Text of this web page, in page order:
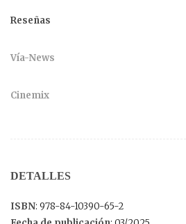
Reseñas
Vía-News
Cinemix
DETALLES
ISBN: 978-84-10390-65-2